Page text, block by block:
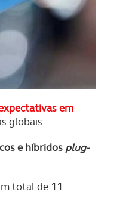
em
globais.
e híbridos plug-
total de 11